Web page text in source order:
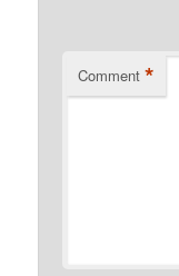
Comment *